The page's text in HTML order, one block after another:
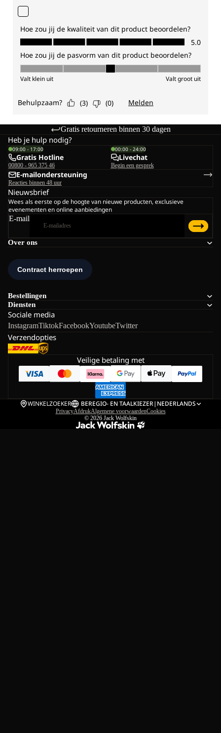
Gratis retourneren binnen 30 dagen
Over ons
Bestellingen
Diensten
Sociale media
InstagramTiktokFacebookYoutubeTwitter
Verzendopties
Heb je hulp nodig?
09:00 - 17:00
Gratis Hotline
00800 - 965 375 46
00:00 - 24:00
Livechat
Begin een gesprek
E-mailondersteuning
Reacties binnen 48 uur
Nieuwsbrief
Wees als eerste op de hoogte van nieuwe producten, exclusieve
evenementen en online aanbiedingen
E-mail
Veilige betaling met
WINKELZOEKER BEREGIO- EN TAALKIEZER| NEDERLANDS
PrivacyAfdrukAlgemene voorwaardenCookies
© 2026 Jack Wolfskin